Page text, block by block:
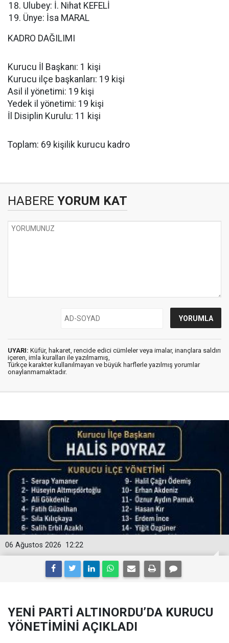
Ulubey: İ. Nihat KEFELİ
Ünye: İsa MARAL
KADRO DAĞILIMI
Kurucu İl Başkanı: 1 kişi
Kurucu ilçe başkanları: 19 kişi
Asil il yönetimi: 19 kişi
Yedek il yönetimi: 19 kişi
İl Disiplin Kurulu: 11 kişi
Toplam: 69 kişilik kurucu kadro
HABERE YORUM KAT
UYARI: Küfür, hakaret, rencide edici cümleler veya imalar, inançlara saldırı
içeren, imla kuralları ile yazılmamış,
Türkçe karakter kullanılmayan ve büyük harflerle yazılmış yorumlar
onaylanmamaktadır.
12:22
06 Ağustos 2026
YENİ PARTİ ALTINORDU’DA KURUCU
YÖNETİMİNİ AÇIKLADI